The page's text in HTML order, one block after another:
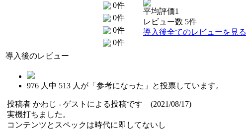
0件
0件
0件
0件
平均評価1
レビュー数 5件
導入後全てのレビューを見る
導入後のレビュー
976 人中 513 人が「参考になった」と投票しています。
投稿者 かわじ - ゲストによる投稿です (2021/08/17)
実機打ちました。
コンテンツとスペックは時代に即してないし